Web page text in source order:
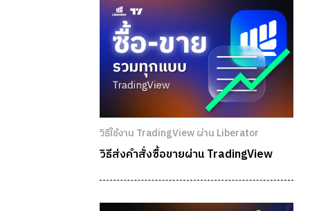
วิธีใช้งาน TradingView ผ่าน Liberator
วิธีส่งคำสั่งซื้อขายผ่าน TradingView